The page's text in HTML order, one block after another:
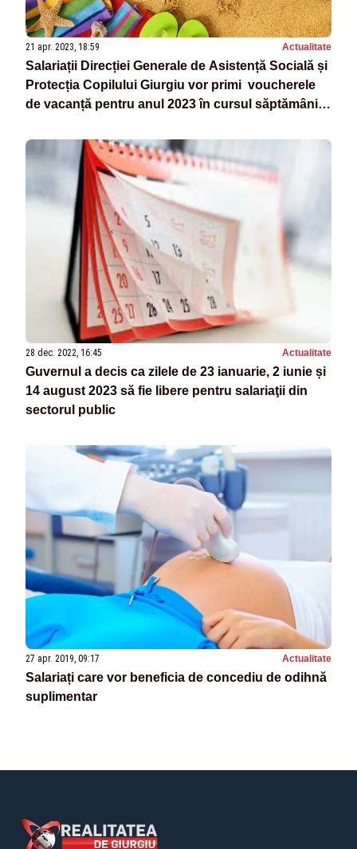
21 apr. 2023, 18:59 Actualitate
Salariații Direcției Generale de Asistență Socială și
Protecția Copilului Giurgiu vor primi voucherele
de vacanță pentru anul 2023 în cursul săptămânii
28 dec. 2022, 16:45 Actualitate
Guvernul a decis ca zilele de 23 ianuarie, 2 iunie și
14 august 2023 să fie libere pentru salariaţii din
sectorul public
27 apr. 2019, 09:17 Actualitate
Salariați care vor beneficia de concediu de odihnă
suplimentar